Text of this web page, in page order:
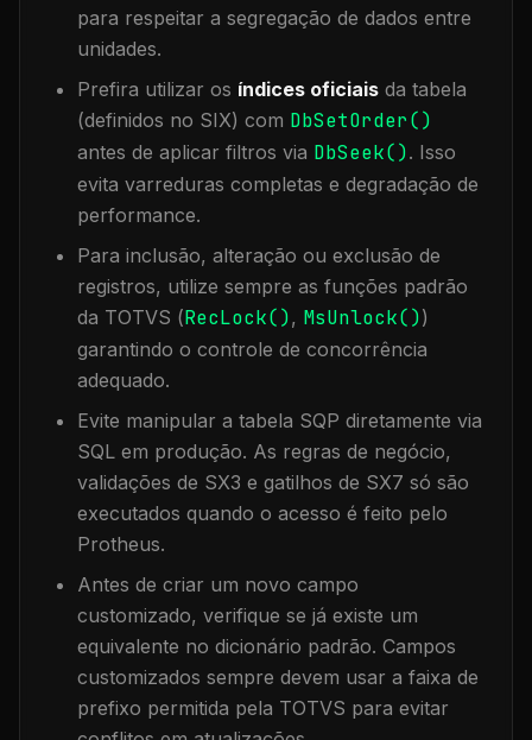
para respeitar a segregação de dados entre
unidades.
Prefira utilizar os índices oficiais da tabela
(definidos no SIX) com DbSetOrder()
antes de aplicar filtros via DbSeek(). Isso
evita varreduras completas e degradação de
performance.
Para inclusão, alteração ou exclusão de
registros, utilize sempre as funções padrão
da TOTVS (RecLock(), MsUnlock())
garantindo o controle de concorrência
adequado.
Evite manipular a tabela SQP diretamente via
SQL em produção. As regras de negócio,
validações de SX3 e gatilhos de SX7 só são
executados quando o acesso é feito pelo
Protheus.
Antes de criar um novo campo
customizado, verifique se já existe um
equivalente no dicionário padrão. Campos
customizados sempre devem usar a faixa de
prefixo permitida pela TOTVS para evitar